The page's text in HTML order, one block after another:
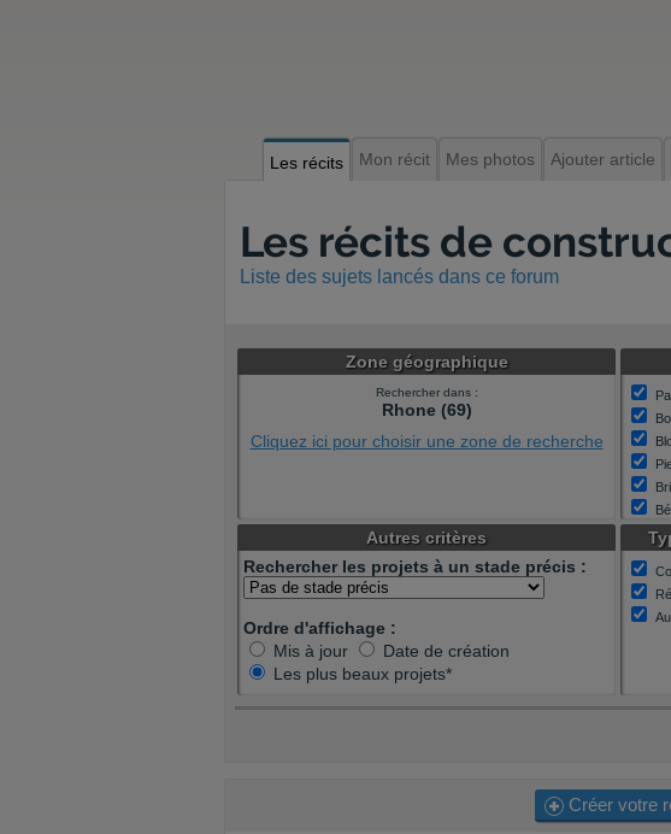
Les récits Mon récit Mes photos Ajouter article
Les récits de
Liste des sujets lancés dans ce forum
Zone géographique
Rechercher dans :
Rhone (69)
Cliquez ici pour choisir une zone de recherche
Autres critères
Rechercher les projets à un stade précis :
Ordre d'affichage :
Mis à jour
Date de création
Les plus beaux projets*
Créer votre